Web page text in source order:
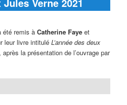
été remis àCatherine Faye et
leur livre intituléL’année des deux
la présentation de l’ouvrage par